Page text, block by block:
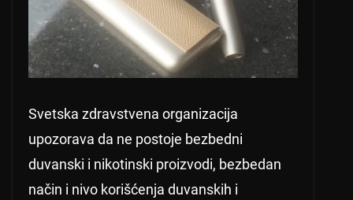
Svetska zdravstvena organizacija
upozorava da ne postoje bezbedni
duvanski i nikotinski proizvodi, bezbedan
način i nivo korišćenja duvanskih i